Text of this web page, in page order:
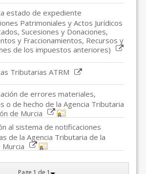
estado de expediente
Patrimoniales y Actos Jurídicos
Sucesiones y Donaciones,
y Fraccionamientos, Recursos y
de los impuestos anteriores)
Tributarias ATRM
de errores materiales,
o de hecho de la Agencia Tributaria
de Murcia
al sistema de notificaciones
de la Agencia Tributaria de la
Murcia
Page 1 de 1